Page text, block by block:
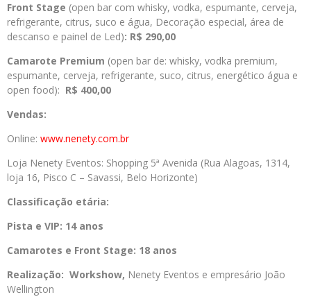
Front Stage (open bar com whisky, vodka, espumante, cerveja,
refrigerante, citrus, suco e água, Decoração especial, área de
descanso e painel de Led): R$ 290,00
Camarote Premium (open bar de: whisky, vodka premium,
espumante, cerveja, refrigerante, suco, citrus, energético água e
open food): R$ 400,00
Vendas:
Online: www.nenety.com.br
Loja Nenety Eventos: Shopping 5ª Avenida (Rua Alagoas, 1314,
loja 16, Pisco C – Savassi, Belo Horizonte)
Classificação etária:
Pista e VIP: 14 anos
Camarotes e Front Stage: 18 anos
Realização: Workshow, Nenety Eventos e empresário João
Wellington